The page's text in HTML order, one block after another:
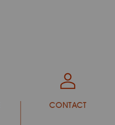
CONTACT